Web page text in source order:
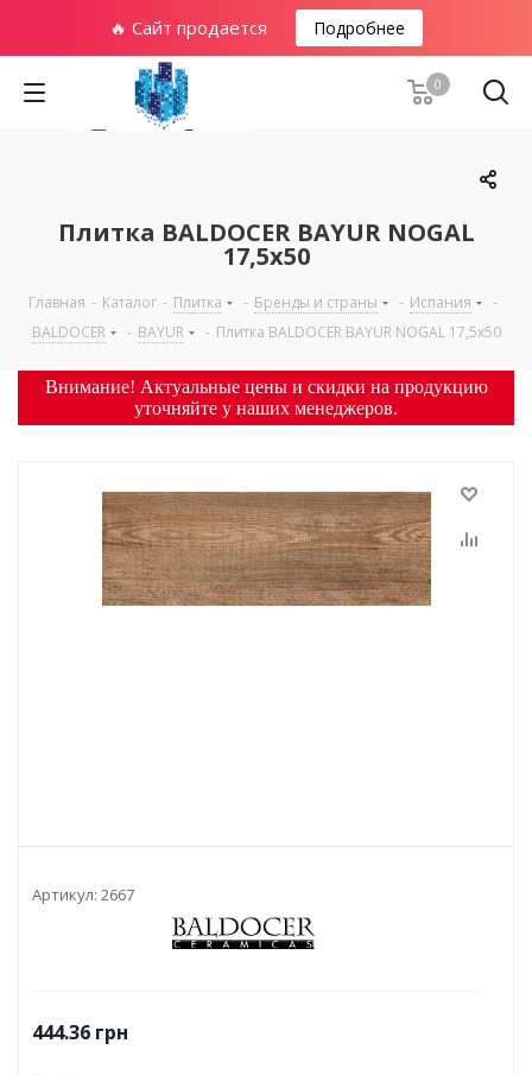
🔥 Сайт продается Подробнее
0
Плитка BALDOCER BAYUR NOGAL
17,5х50
Главная - Каталог - Плитка - Бренды и страны - Испания
-
BALDOCER
- BAYUR - Плитка BALDOCER BAYUR NOGAL 17,5х50
Внимание! Актуальные цены и скидки на продукцию
уточняйте у наших менеджеров.
Артикул: 2667
444.36 грн